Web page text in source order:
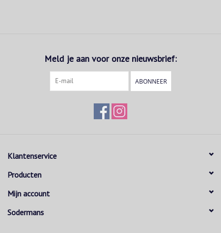
Meld je aan voor onze nieuwsbrief:
ABONNEER
Klantenservice
Producten
Mijn account
Sodermans